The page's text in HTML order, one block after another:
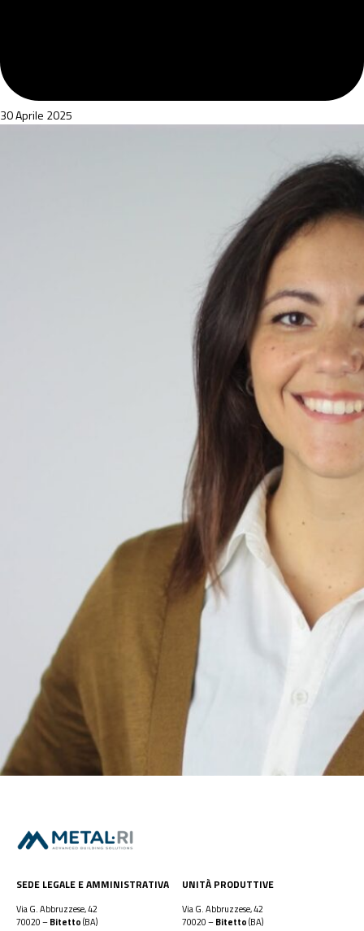
30 Aprile 2025
SEDE LEGALE E AMMINISTRATIVA
Via G. Abbruzzese, 42
70020 –Bitetto(BA)
UNITÀ PRODUTTIVE
Via G. Abbruzzese, 42
70020 –Bitetto(BA)